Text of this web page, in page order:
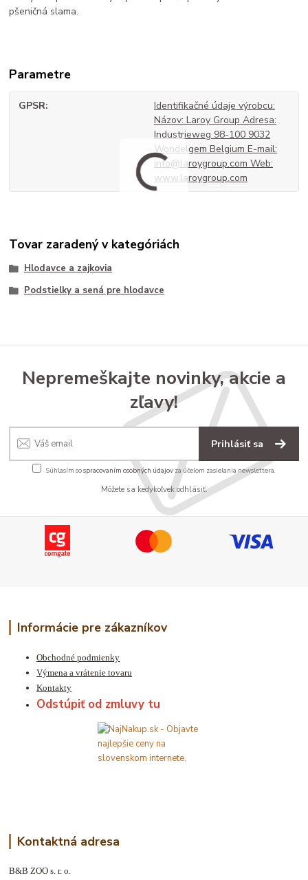
pšeničná slama.
Parametre
GPSR
Identifikačné údaje výrobcu:
Názov: Laroy Group Adresa:
Industrieweg 98-100 9032
Wondelgem Belgium E-mail:
info@laroygroup.com Web:
www.laroygroup.com
Tovar zaradený v kategóriách
Hlodavce a zajkovia
Podstielky a sená pre hlodavce
Nepremeškajte novinky, akcie a
zľavy!
Prihlásiť sa
Súhlasím sospracovaním osobných údajov za účelom zasielania newslettera.
Môžete sa kedykoľvek odhlásiť.
Informácie pre zákazníkov
Obchodné podmienky
Výmena a vrátenie tovaru
Kontakty
Odstúpiť od zmluvy tu
Kontaktná adresa
B&B ZOO s. r. o.